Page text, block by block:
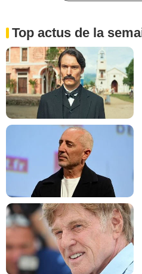
Top actus de la